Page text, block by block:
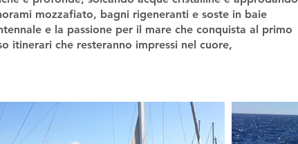
mozzafiato, bagni rigeneranti e soste in baie
e la passione per il mare che conquista al primo
itinerari che resteranno impressi nel cuore,